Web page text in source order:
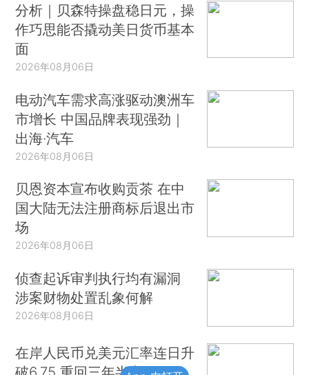
分析｜贝森特操盘稳日元，操
作巧思能否撬动美日货币基本
面
2026年08月06日
电动汽车需求高涨驱动澳洲车
市增长 中国品牌表现强劲｜
出海·汽车
2026年08月06日
贝恩资本宣布收购贡茶 在中
国大陆无法注册商标后退出市
场
2026年08月06日
侦查起诉审判执行均有漏洞
涉案财物处置乱象何解
2026年08月06日
在岸人民币兑美元汇率连日升